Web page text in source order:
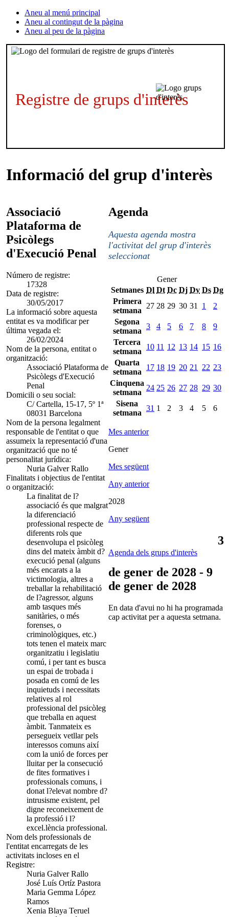
Aneu al menú principal
Aneu al contingut de la pàgina
Aneu al peu de la pàgina
Registre de grups d'interès
Informació del grup d'interès
Associació
Plataforma de
Psicòlegs
d'Execució Penal
Número de registre:
17328
Data de registre:
30/05/2017
La informació sobre aquesta
entitat es va modificar per
última vegada el:
26/02/2024
Nom de la persona, entitat o
organització:
Associació Plataforma de
Psicòlegs d'Execució
Penal
Domicili o seu social:
C/ Cartella, 15-17, 5º 1ª
08031 Barcelona
Nom de la persona legalment
responsable de l'entitat o que
assumeix la representació d'una
organització que no té
personalitat jurídica:
Nuria Galver Rallo
Finalitats i objectius de l'entitat
o organització:
La finalitat de l?
associació és que malgrat
la diferenciació
professional respecte de
diferents rols que
desenvolupa el psicòleg
dins del mateix àmbit d?
execució penal (alguns
més encarats a la
victimologia, altres a
treballar la rehabilitació
de l?agressor, alguns
amb tasques més
sanitàries, o més
forenses, o
criminològiques, etc.)
tots tenen el mateix marc
organitzatiu i legislatiu
comú, i per tant es busca
un espai de trobada i
posada en comú de les
inquietuds i necessitats
relatives al rol
professional del psicòleg
que treballa en aquest
àmbit. Tanmateix es
persegueix vetllar pels
interessos comuns així
com la unió de forces per
lluitar per la consecució
de fites formatives i
professionals comuns, i
donat l?elevat nombre d?
intrusisme existent, pel
digne reconeixement de
la professió i l?
excel.lència professional.
Nom dels professionals de
l'entitat encarregats de les
activitats incloses en el
Registre:
Nuria Galver Rallo
José Luís Ortíz Pastora
Maria Gemma López
Ramos
Xenia Blaya Teruel
Agenda
Aquesta agenda mostra
l'activitat del grup d'interès
seleccionat
Gener
Setmanes Dl Dt Dc Dj Dv Ds Dg
Primera
setmana
27 28 29 30 31 1
2
Segona
setmana
3 4 5 6 7 8
9
Tercera
setmana
10 11 12 13 14 15 16
Quarta
setmana
17 18 19 20 21 22 23
Cinquena
setmana
24 25 26 27 28 29 30
Sisena
setmana
31 1 2 3 4 5 6
Mes anterior
Gener
Mes següent
Any anterior
2028
Any següent
Agenda dels grups d'interès
3
de gener de 2028 - 9
de gener de 2028
En data d'avui no hi ha programada
cap activitat per a aquesta setmana.